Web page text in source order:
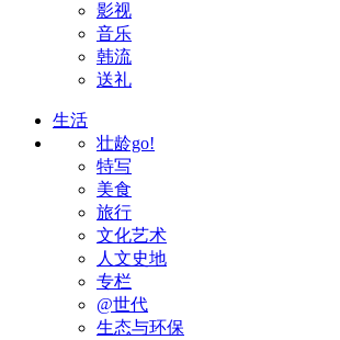
影视
音乐
韩流
送礼
生活
壮龄go!
特写
美食
旅行
文化艺术
人文史地
专栏
@世代
生态与环保